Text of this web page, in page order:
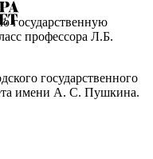
государственную
профессора Л.Б.
государственного
имени А. С. Пушкина.